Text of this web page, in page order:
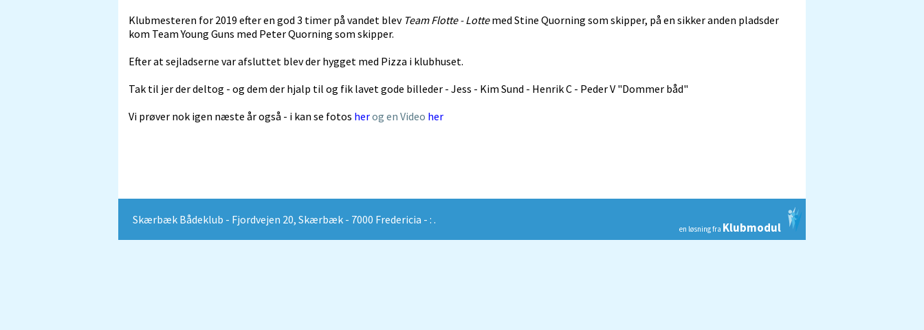
Klubmesteren for 2019 efter en god 3 timer på vandet blev Team Flotte - Lottemed Stine Quorning som skipper, på en sikker anden pladsder
kom Team Young Guns med Peter Quorning som skipper.
Efter at sejladserne var afsluttet blev der hygget med Pizza i klubhuset.
Tak til jer der deltog - og dem der hjalp til og fik lavet gode billeder - Jess - Kim Sund - Henrik C - Peder V "Dommer båd"
Vi prøver nok igen næste år også - i kan se fotos herog en Video her
Skærbæk Bådeklub - Fjordvejen 20, Skærbæk - 7000 Fredericia - : .
en løsning fra Klubmodul